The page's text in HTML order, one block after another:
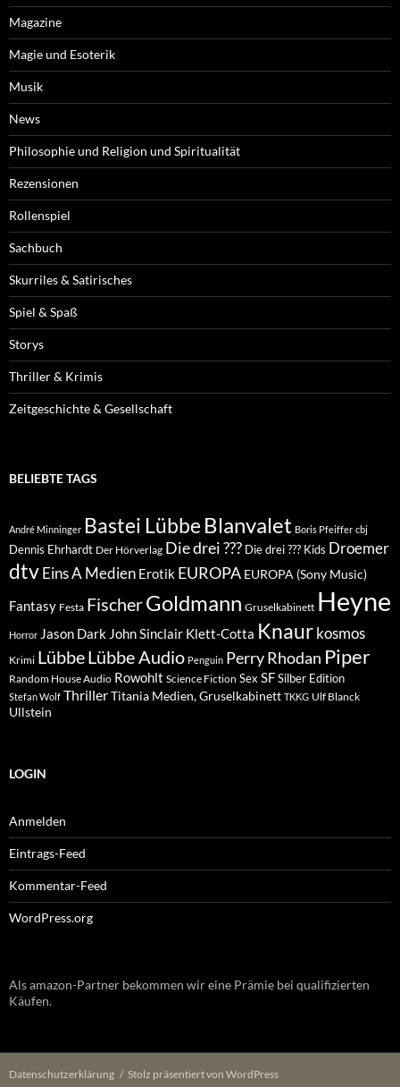
Magazine
Magie und Esoterik
Musik
News
Philosophie und Religion und Spiritualität
Rezensionen
Rollenspiel
Sachbuch
Skurriles & Satirisches
Spiel & Spaß
Storys
Thriller & Krimis
Zeitgeschichte & Gesellschaft
BELIEBTE TAGS
André Minninger Bastei Lübbe Blanvalet Boris Pfeiffer cbj
Dennis Ehrhardt Der Hörverlag Die drei ??? Die drei ??? Kids Droemer
dtvEins A Medien Erotik EUROPA EUROPA (Sony Music)
Fantasy Festa FischerGoldmann Gruselkabinett Heyne
Horror Jason Dark John Sinclair Klett-Cotta Knaur kosmos
Krimi LübbeLübbe Audio Penguin Perry Rhodan Piper
Random House Audio Rowohlt Science Fiction Sex SFSilber Edition
Stefan Wolf ThrillerTitania Medien, Gruselkabinett TKKG Ulf Blanck
Ullstein
LOGIN
Anmelden
Eintrags-Feed
Kommentar-Feed
WordPress.org
Als amazon-Partner bekommen wir eine Prämie bei qualifizierten
Käufen.
Datenschutzerklärung Stolz präsentiert von WordPress